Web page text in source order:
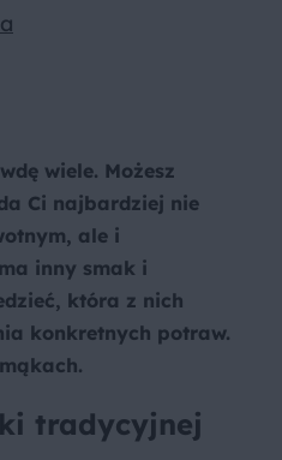
wiele. Możesz
Ci najbardziej nie
ale i
inny smak i
która z nich
konkretnych potraw.
tradycyjnej